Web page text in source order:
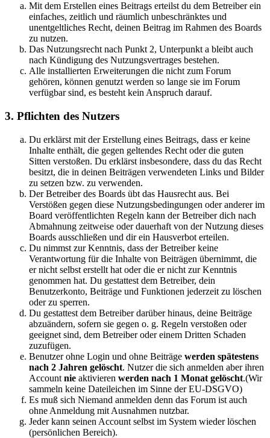
Mit dem Erstellen eines Beitrags erteilst du dem Betreiber ein
einfaches, zeitlich und räumlich unbeschränktes und
unentgeltliches Recht, deinen Beitrag im Rahmen des Boards
zu nutzen.
Das Nutzungsrecht nach Punkt 2, Unterpunkt a bleibt auch
nach Kündigung des Nutzungsvertrages bestehen.
Alle installierten Erweiterungen die nicht zum Forum
gehören, können genutzt werden so lange sie im Forum
verfügbar sind, es besteht kein Anspruch darauf.
3. Pflichten des Nutzers
Du erklärst mit der Erstellung eines Beitrags, dass er keine
Inhalte enthält, die gegen geltendes Recht oder die guten
Sitten verstoßen. Du erklärst insbesondere, dass du das Recht
besitzt, die in deinen Beiträgen verwendeten Links und Bilder
zu setzen bzw. zu verwenden.
Der Betreiber des Boards übt das Hausrecht aus. Bei
Verstößen gegen diese Nutzungsbedingungen oder anderer im
Board veröffentlichten Regeln kann der Betreiber dich nach
Abmahnung zeitweise oder dauerhaft von der Nutzung dieses
Boards ausschließen und dir ein Hausverbot erteilen.
Du nimmst zur Kenntnis, dass der Betreiber keine
Verantwortung für die Inhalte von Beiträgen übernimmt, die
er nicht selbst erstellt hat oder die er nicht zur Kenntnis
genommen hat. Du gestattest dem Betreiber, dein
Benutzerkonto, Beiträge und Funktionen jederzeit zu löschen
oder zu sperren.
Du gestattest dem Betreiber darüber hinaus, deine Beiträge
abzuändern, sofern sie gegen o. g. Regeln verstoßen oder
geeignet sind, dem Betreiber oder einem Dritten Schaden
zuzufügen.
Benutzer ohne Login und ohne Beiträge werden spätestens
nach 2 Jahren gelöscht. Nutzer die sich anmelden aber ihren
Account nie aktivieren werden nach 1 Monat gelöscht.(Wir
sammeln keine Dateileichen im Sinne der EU-DSGVO)
Es muß sich Niemand anmelden denn das Forum ist auch
ohne Anmeldung mit Ausnahmen nutzbar.
Jeder kann seinen Account selbst im System wieder löschen
(persönlichen Bereich).